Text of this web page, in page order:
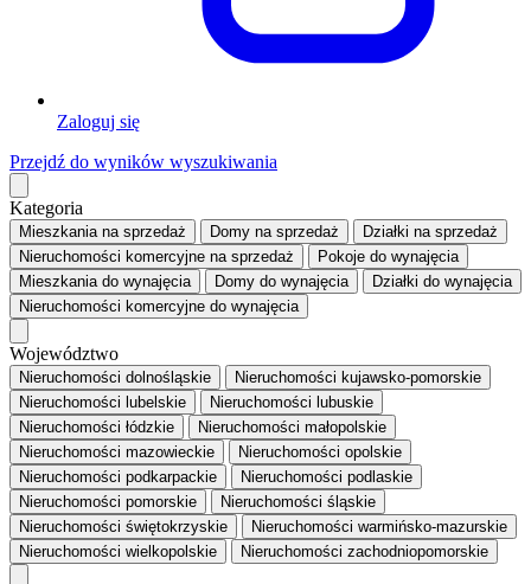
Zaloguj się
Przejdź do wyników wyszukiwania
Kategoria
Mieszkaniana sprzedaż Domy na sprzedaż Działki na sprzedaż
Nieruchomości komercyjne na sprzedaż Pokoje do wynajęcia
Mieszkaniado wynajęcia Domy do wynajęcia Działki do wynajęcia
Nieruchomości komercyjne do wynajęcia
Województwo
Nieruchomości dolnośląskie
Nieruchomości kujawsko-pomorskie
Nieruchomości lubelskie
Nieruchomości lubuskie
Nieruchomości łódzkie
Nieruchomości małopolskie
Nieruchomości mazowieckie
Nieruchomości opolskie
Nieruchomości podkarpackie
Nieruchomości podlaskie
Nieruchomości pomorskie
Nieruchomości śląskie
Nieruchomości świętokrzyskie
Nieruchomości warmińsko-mazurskie
Nieruchomości wielkopolskie
Nieruchomości zachodniopomorskie